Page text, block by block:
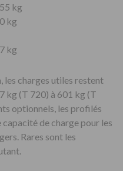
kg
kg
kg
les charges utiles restent
kg (T 720) à 601 kg (T
optionnels, les profilés
de charge pour les
Rares sont les